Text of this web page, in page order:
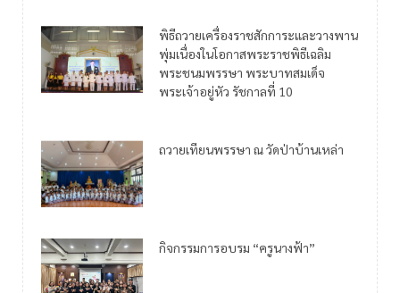
พิธีถวายเครื่องราชสักการะและวางพาน
พุ่มเนื่องในโอกาสพระราชพิธีเฉลิม
พระชนมพรรษา พระบาทสมเด็จ
พระเจ้าอยู่หัว รัชกาลที่ 10
ถวายเทียนพรรษา ณ วัดป่าบ้านเหล่า
กิจกรรมการอบรม “ครูนางฟ้า”